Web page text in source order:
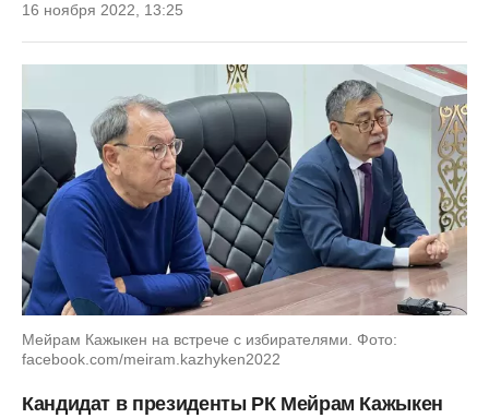
16 ноября 2022, 13:25
Мейрам Кажыкен на встрече с избирателями. Фото:
facebook.com/meiram.kazhyken2022
Кандидат в президенты РК Мейрам Кажыкен